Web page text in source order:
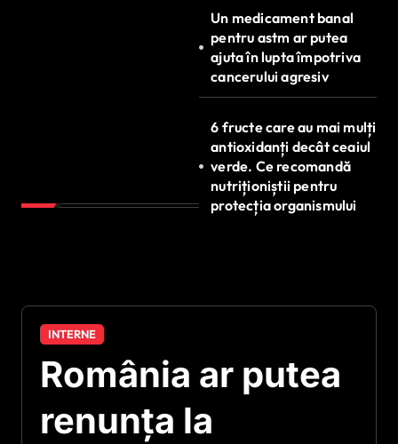
Un medicament banal
pentru astm ar putea
ajuta în lupta împotriva
cancerului agresiv
6 fructe care au mai mulți
antioxidanți decât ceaiul
verde. Ce recomandă
nutriționiștii pentru
protecția organismului
INTERNE
România ar putea
renunța la